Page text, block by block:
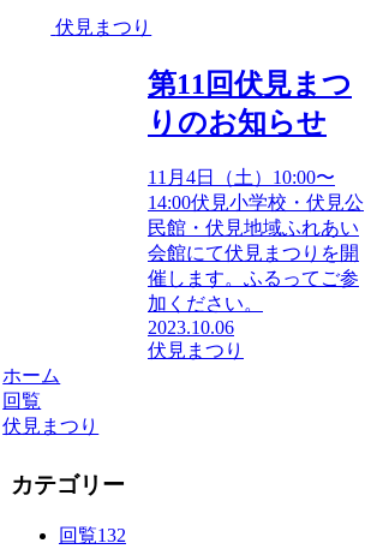
伏見まつり
第11回伏見まつ
りのお知らせ
11月4日（土）10:00〜
14:00伏見小学校・伏見公
民館・伏見地域ふれあい
会館にて伏見まつりを開
催します。ふるってご参
加ください。
2023.10.06
伏見まつり
ホーム
回覧
伏見まつり
カテゴリー
回覧132